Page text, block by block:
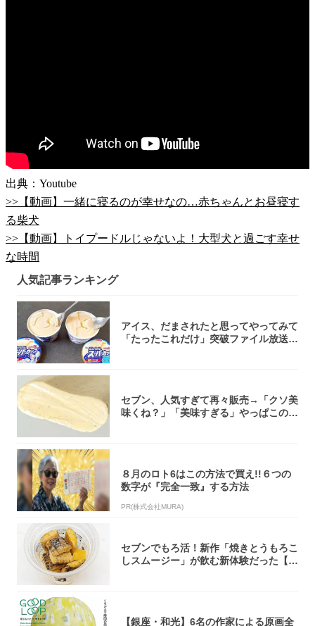
出典：Youtube
>>【動画】一緒に寝るのが幸せなの…赤ちゃんとお昼寝す
る柴犬
>>【動画】トイプードルじゃないよ！大型犬と過ごす幸せ
な時間
人気記事ランキング
アイス、だまされたと思ってやってみて
「たったこれだけ」突破ファイル放送で
セブン、人気すぎて再々販売→「クソ美
味くね？」「美味すぎる」やっぱこのク
８月のロト6はこの方法で買え!!６つの
数字が『完全一致』する方法
PR(株式会社MURA)
セブンでもろ活！新作「焼きとうもろこ
しスムージー」が飲む新体験だった【東
【銀座・和光】6名の作家による原画全